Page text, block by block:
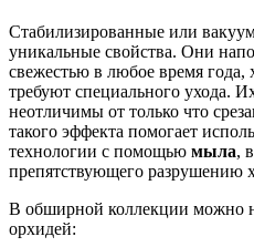
Стабилизированные или
уникальные свойства. Они
свежестью в любое время года,
требуют специального ухода.
неотличимы от только что
такого эффекта помогает
технологии с помощью мыла,
препятствующего разрушению
В обширной коллекции можно
орхидей: